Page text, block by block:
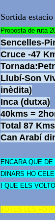
Sortida
Proposta de ruta
Sencelles-
Cruce -47
Tornada:
Llubí-Son
inèdita)
Inca (dutxa)
40kms =
Total 87
Can Arabí
ENCARA QUE
DINARS HO
I QUE ELS
TOTES LES